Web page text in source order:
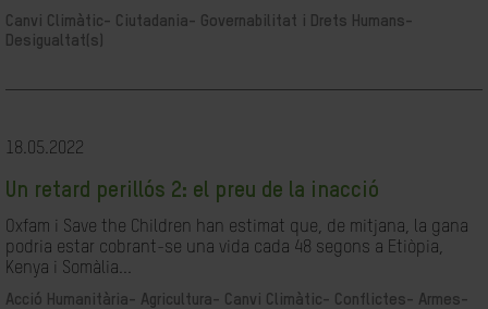
Canvi Climàtic-
Ciutadania- Governabilitat i Drets Humans-
Desigualtat(s)
18.05.2022
Un retard perillós 2: el preu de la inacció
Oxfam i Save the Children han estimat que, de mitjana, la gana
podria estar cobrant-se una vida cada 48 segons a Etiòpia,
Kenya i Somàlia...
Acció Humanitària- Agricultura- Canvi Climàtic-
Conflictes- Armes-